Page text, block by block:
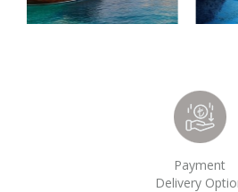
Payment
Delivery